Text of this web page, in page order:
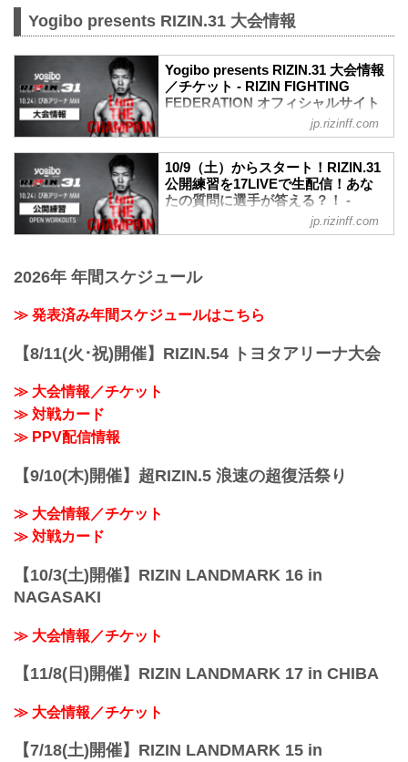
Yogibo presents RIZIN.31 大会情報
Yogibo presents RIZIN.31 大会情報
／チケット - RIZIN FIGHTING
FEDERATION オフィシャルサイト
Yogibo presents RIZIN.31
日時
2021年10月24日（日）12:30開場 / 14:00
予定時間が前後することがありますので
会場
≫ Googleマップで見る
jp.rizinff.com
10/9（土）からスタート！RIZIN.31
公開練習を17LIVEで生配信！あな
たの質問に選手が答える？！ -
RIZIN FIGHTING FEDERATION オ
フィシャルサイト
MMにて開催されるYogibo presents
17LIVEで生配信することが決定したぞ！
公開練習の様子はRIZIN FF 公式アカウン
トから生配信され、選手への質疑応答も
行われる予定だ！選手へ質疑の際に、ラ
スケジュール更新情報
10/9更新
jp.rizinff.com
2026年 年間スケジュール
≫ 発表済み年間スケジュールはこちら
【8/11(火･祝)開催】RIZIN.54 トヨタアリーナ大会
≫ 大会情報／チケット
≫ 対戦カード
≫ PPV配信情報
【9/10(木)開催】超RIZIN.5 浪速の超復活祭り
≫ 大会情報／チケット
≫ 対戦カード
【10/3(土)開催】RIZIN LANDMARK 16 in
NAGASAKI
≫ 大会情報／チケット
【11/8(日)開催】RIZIN LANDMARK 17 in CHIBA
≫ 大会情報／チケット
【7/18(土)開催】RIZIN LANDMARK 15 in